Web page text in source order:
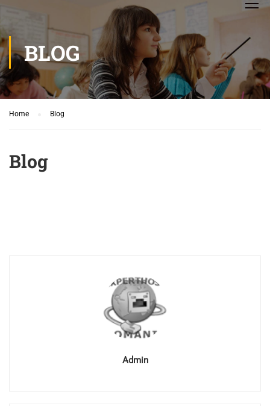
BLOG
Home Blog
Blog
Admin